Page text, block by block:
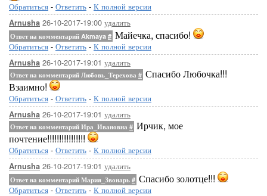
Обратиться - Ответить - К полной версии
Arnusha 26-10-2017-19:00 удалить
Ответ на комментарий Akmaya # Майечка, спасибо!
Обратиться - Ответить - К полной версии
Arnusha 26-10-2017-19:01 удалить
Ответ на комментарий Любовь_Терехова # Спасибо Любочка!!!
Взаимно!
Обратиться - Ответить - К полной версии
Arnusha 26-10-2017-19:01 удалить
Ответ на комментарий Ира_Ивановна # Ирчик, мое
почтение!!!!!!!!!!!!!!!!
Обратиться - Ответить - К полной версии
Arnusha 26-10-2017-19:01 удалить
Ответ на комментарий Мария_Звонарь # Спасибо золотце!!!
Обратиться - Ответить - К полной версии